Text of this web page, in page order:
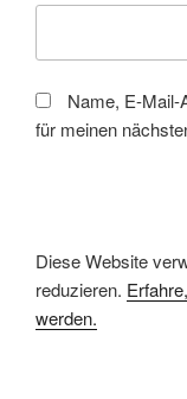
Name, E-Mail-
für meinen
Diese Website
reduzieren.
werden.